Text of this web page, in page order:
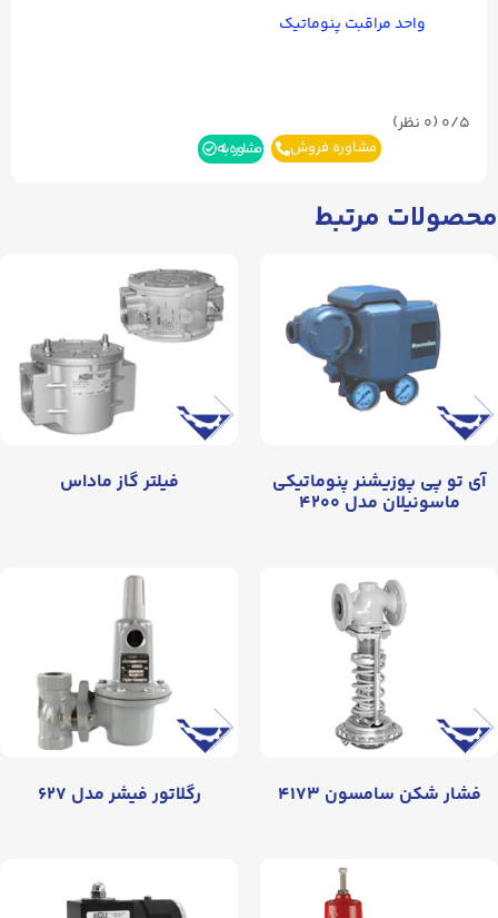
واحد مراقبت پنوماتیک
0/5 (۰ نظر)
مشاوره فروش مشاوره بله
محصولات مرتبط
آی تو پی پوزیشنر پنوماتیکی
ماسونیلان مدل ۴۲۰۰
فیلتر گاز ماداس
فشار شکن سامسون ۴۱۷۳ رگلاتور فیشر مدل ۶۲۷